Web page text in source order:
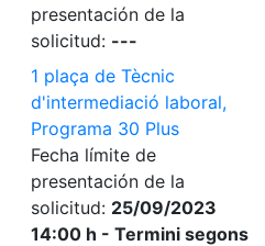
presentación de la
solicitud: ---
1 plaça de Tècnic
d'intermediació laboral,
Programa 30 Plus
Fecha límite de
presentación de la
solicitud: 25/09/2023
14:00 h - Termini segons